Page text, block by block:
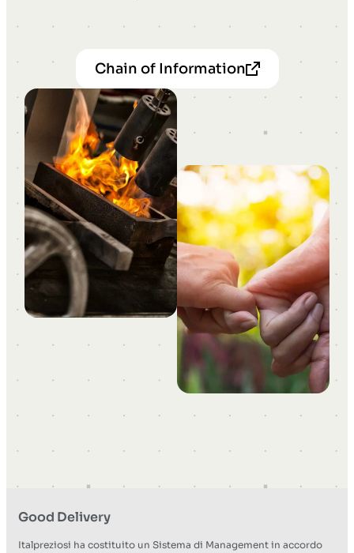
Chain of Information
Good Delivery
Italpreziosi ha costituito un Sistema di Management in accordo